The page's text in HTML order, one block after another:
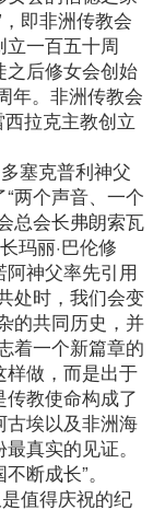
即非洲传教会
一百五十周
之后修女会创始
年。非洲传教会
西拉克主教创立
塞克普利神父
两个声音、一个
总会长弗朗索瓦
玛丽·巴伦修
神父率先引用
处时，我们会变
的共同历史，并
着一个新篇章的
样做，而是出于
教使命构成了
古埃以及非洲海
真实的见证。
断成长”。
值得庆祝的纪